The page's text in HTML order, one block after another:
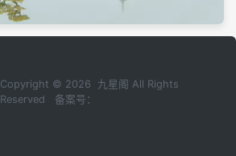
Copyright © 2026 九星阁 All Rights
Reserved 备案号：